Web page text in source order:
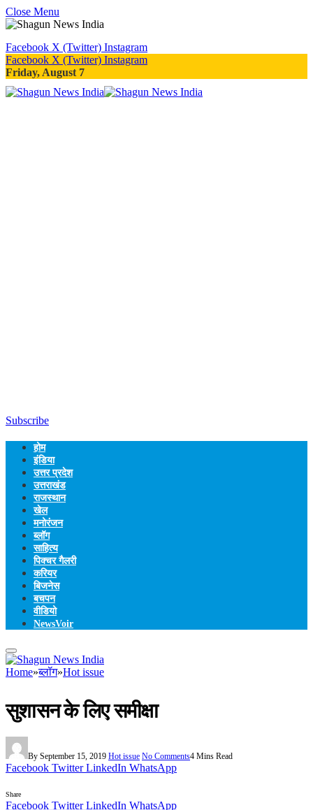
Close Menu
Facebook X (Twitter) Instagram
Facebook X (Twitter) Instagram
Friday, August 7
Subscribe
होम
इंडिया
उत्तर प्रदेश
उत्तराखंड
राजस्थान
खेल
मनोरंजन
ब्लॉग
साहित्य
पिक्चर गैलरी
करियर
बिजनेस
बचपन
वीडियो
NewsVoir
Home»ब्लॉग»Hot issue
सुशासन के लिए समीक्षा
By September 15, 2019 Hot issue No Comments4 Mins Read
Facebook Twitter LinkedIn WhatsApp
Share
Facebook Twitter LinkedIn WhatsApp